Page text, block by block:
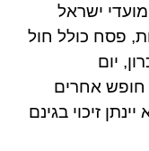
ישראל
פסח כולל חול
יום
חופש אחרים
זיכוי בגינם